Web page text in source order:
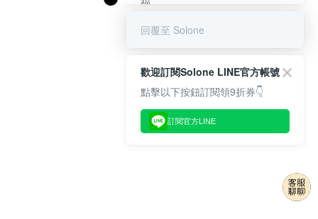
回覆至 Solone
歡迎訂閱Solone LINE官方帳號
點擊以下按鈕訂閱領9折券👇
訂閱官方LINE